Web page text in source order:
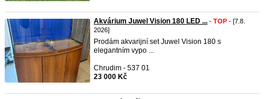
Akvárium Juwel Vision 180 LED ... - TOP - [7.8.
2026]
Prodám akvarijní set Juwel Vision 180 s
elegantním vypo ...
Chrudim - 537 01
23 000 Kč